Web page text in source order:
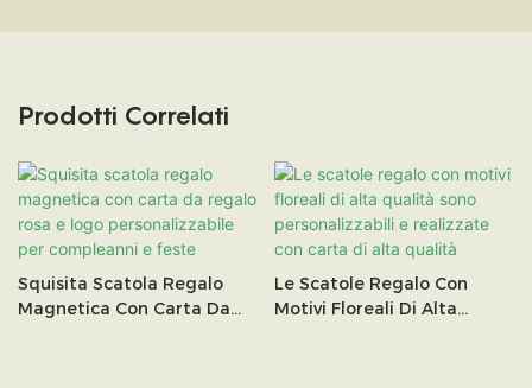
Prodotti Correlati
Squisita Scatola Regalo
Magnetica Con Carta Da
Le Scatole Regalo Con
Motivi Floreali Di Alta